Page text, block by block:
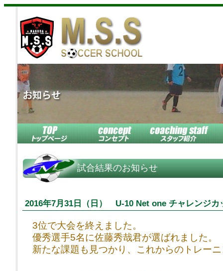
試合結果のお知らせ
2016年7月31日（日） U-10 Net one チャレンジカ
3位で大会を終えました。
優秀選手5名に佐藤秀哉君が選ばれました。
新たな課題も見つかり、これからのトレー